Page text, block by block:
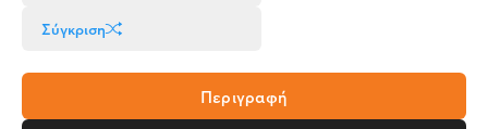
Σύγκριση
Περιγραφή